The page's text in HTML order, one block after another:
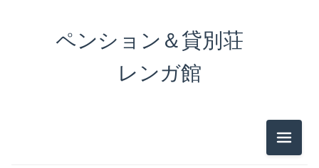
ペンション＆貸別荘
レンガ館
メニュ